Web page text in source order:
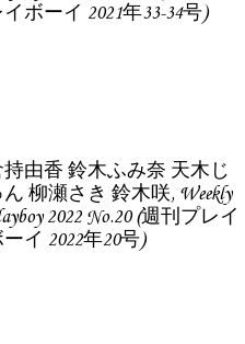
イボーイ 2021年33-34号)
持由香 鈴木ふみ奈 天木じ
ん 柳瀬さき 鈴木咲, Weekly
2022 No.20 (週刊プレイ
イ 2022年20号)